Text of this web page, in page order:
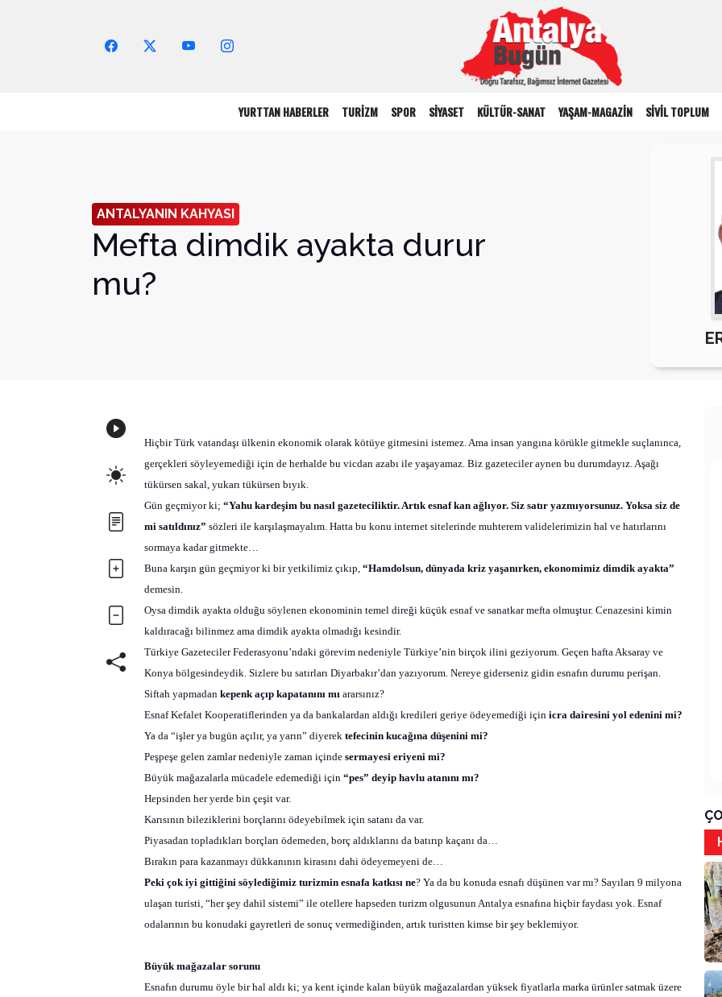
YURTTAN HABERLER TURİZM SPOR SİYASET KÜLTÜR-SANAT YAŞAM-MAGAZİN SİVİL TOPLUM
ANTALYANIN KAHYASI
Mefta dimdik ayakta durur
mu?
Hiçbir Türk vatandaşı ülkenin ekonomik olarak kötüye gitmesini istemez. Ama insan yangına körükle gitmekle suçlanınca,
gerçekleri söyleyemediği için de herhalde bu vicdan azabı ile yaşayamaz. Biz gazeteciler aynen bu durumdayız. Aşağı
tükürsen sakal, yukarı tükürsen bıyık.
Gün geçmiyor ki; “Yahu kardeşim bu nasıl gazeteciliktir. Artık esnaf kan ağlıyor. Siz satır yazmıyorsunuz. Yoksa siz de
mi satıldınız” sözleri ile karşılaşmayalım. Hatta bu konu internet sitelerinde muhterem validelerimizin hal ve hatırlarını
sormaya kadar gitmekte…
Buna karşın gün geçmiyor ki bir yetkilimiz çıkıp, “Hamdolsun, dünyada kriz yaşanırken, ekonomimiz dimdik ayakta”
demesin.
Oysa dimdik ayakta olduğu söylenen ekonominin temel direği küçük esnaf ve sanatkar mefta olmuştur. Cenazesini kimin
kaldıracağı bilinmez ama dimdik ayakta olmadığı kesindir.
Türkiye Gazeteciler Federasyonu’ndaki görevim nedeniyle Türkiye’nin birçok ilini geziyorum. Geçen hafta Aksaray ve
Konya bölgesindeydik. Sizlere bu satırları Diyarbakır’dan yazıyorum. Nereye giderseniz gidin esnafın durumu perişan.
Siftah yapmadan kepenk açıp kapatanını mı ararsınız?
Esnaf Kefalet Kooperatiflerinden ya da bankalardan aldığı kredileri geriye ödeyemediği için icra dairesini yol edenini mi?
Ya da “işler ya bugün açılır, ya yarın” diyerek tefecinin kucağına düşenini mi?
Peşpeşe gelen zamlar nedeniyle zaman içinde sermayesi eriyeni mi?
Büyük mağazalarla mücadele edemediği için “pes” deyip havlu atanını mı?
Hepsinden her yerde bin çeşit var.
Karısının bileziklerini borçlarını ödeyebilmek için satanı da var.
Piyasadan topladıkları borçları ödemeden, borç aldıklarını da batırıp kaçanı da…
Bırakın para kazanmayı dükkanının kirasını dahi ödeyemeyeni de…
Peki çok iyi gittiğini söylediğimiz turizmin esnafa katkısı ne? Ya da bu konuda esnafı düşünen var mı? Sayıları 9 milyona
ulaşan turisti, “her şey dahil sistemi” ile otellere hapseden turizm olgusunun Antalya esnafına hiçbir faydası yok. Esnaf
odalarının bu konudaki gayretleri de sonuç vermediğinden, artık turistten kimse bir şey beklemiyor.
Büyük mağazalar sorunu
Esnafın durumu öyle bir hal aldı ki; ya kent içinde kalan büyük mağazalardan yüksek fiyatlarla marka ürünler satmak üzere
Arama Yap!